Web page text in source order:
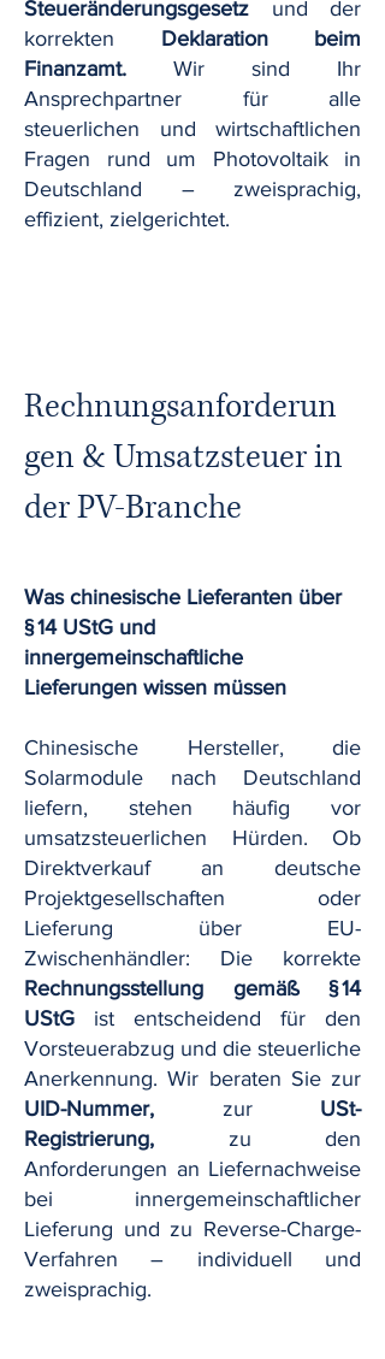
Steueränderungsgesetz und der
korrekten Deklaration beim
Finanzamt. Wir sind Ihr
Ansprechpartner für alle
steuerlichen und wirtschaftlichen
Fragen rund um Photovoltaik in
Deutschland – zweisprachig,
effizient, zielgerichtet.
Rechnungsanforderun
gen & Umsatzsteuer in
der PV-Branche
Was chinesische Lieferanten über
§ 14 UStG und
innergemeinschaftliche
Lieferungen wissen müssen
Chinesische Hersteller, die
Solarmodule nach Deutschland
liefern, stehen häufig vor
umsatzsteuerlichen Hürden. Ob
Direktverkauf an deutsche
Projektgesellschaften oder
Lieferung über EU-
Zwischenhändler: Die korrekte
Rechnungsstellung gemäß § 14
UStG ist entscheidend für den
Vorsteuerabzug und die steuerliche
Anerkennung. Wir beraten Sie zur
UID-Nummer, zur USt-
Registrierung, zu den
Anforderungen an Liefernachweise
bei innergemeinschaftlicher
Lieferung und zu Reverse-Charge-
Verfahren – individuell und
zweisprachig.